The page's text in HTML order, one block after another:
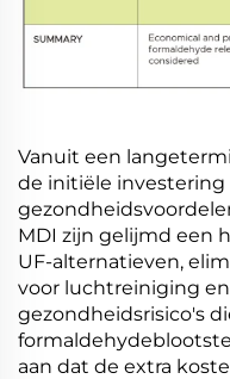
Vanuit een
de initiële investering
MDI zijn gelijmd een
UF-alternatieven,
voor luchtreiniging
gezondheidsrisico's
aan dat de extra